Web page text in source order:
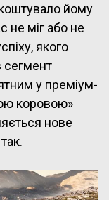
йому
не міг або не
якого
сегмент
у преміум-
коровою»
нове